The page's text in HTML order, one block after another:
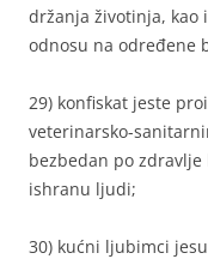
držanja životinja, kao
odnosu na određene
29) konfiskat jeste
veterinarsko-
bezbedan po
ishranu ljudi;
30) kućni ljubimci